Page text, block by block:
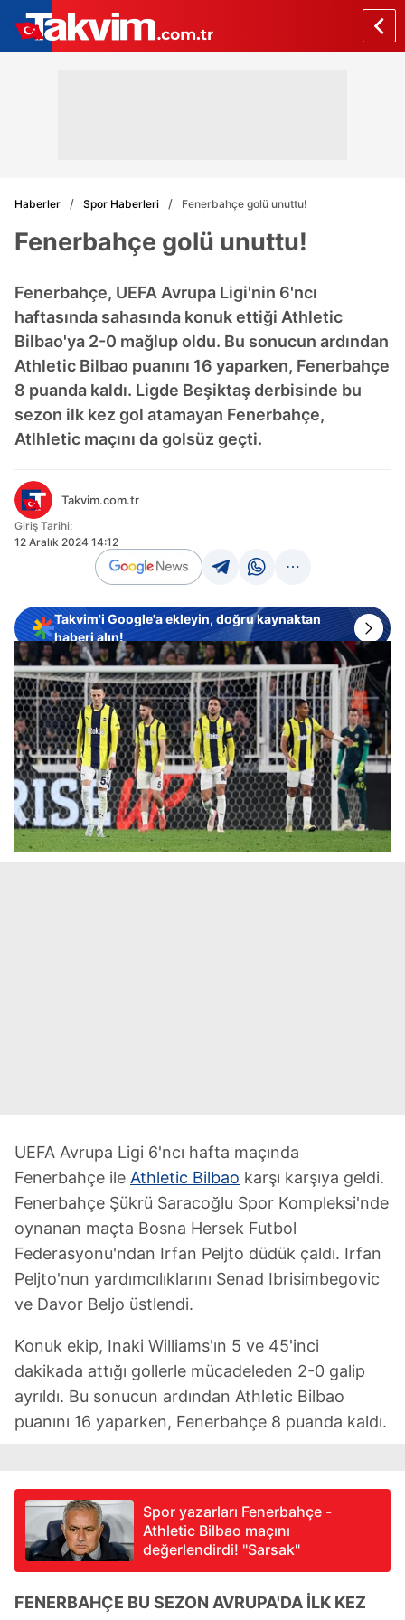
Haberler Spor Haberleri Fenerbahçe golü unuttu!
Fenerbahçe golü unuttu!
Fenerbahçe, UEFA Avrupa Ligi'nin 6'ncı
haftasında sahasında konuk ettiği Athletic
Bilbao'ya 2-0 mağlup oldu. Bu sonucun ardından
Athletic Bilbao puanını 16 yaparken, Fenerbahçe
8 puanda kaldı. Ligde Beşiktaş derbisinde bu
sezon ilk kez gol atamayan Fenerbahçe,
Atlhletic maçını da golsüz geçti.
Takvim.com.tr
Giriş Tarihi:
12 Aralık 2024 14:12
Takvim'i Google'a ekleyin, doğru kaynaktan
haberi alın!
UEFA Avrupa Ligi 6'ncı hafta maçında
Fenerbahçe ile Athletic Bilbao karşı karşıya geldi.
Fenerbahçe Şükrü Saracoğlu Spor Kompleksi'nde
oynanan maçta Bosna Hersek Futbol
Federasyonu'ndan Irfan Peljto düdük çaldı. Irfan
Peljto'nun yardımcılıklarını Senad Ibrisimbegovic
ve Davor Beljo üstlendi.
Konuk ekip, Inaki Williams'ın 5 ve 45'inci
dakikada attığı gollerle mücadeleden 2-0 galip
ayrıldı. Bu sonucun ardından Athletic Bilbao
puanını 16 yaparken, Fenerbahçe 8 puanda kaldı.
Spor yazarları Fenerbahçe -
Athletic Bilbao maçını
değerlendirdi! "Sarsak"
FENERBAHÇE BU SEZON AVRUPA'DA İLK KEZ